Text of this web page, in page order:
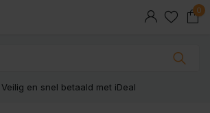
0
Veilig en snel betaald met iDeal